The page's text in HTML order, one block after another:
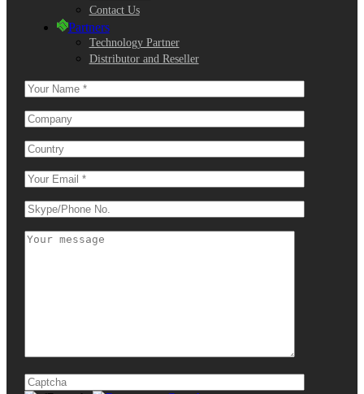
Contact Us
Partners
Technology Partner
Distributor and Reseller